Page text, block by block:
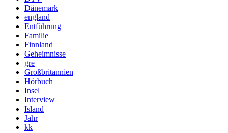
Dänemark
england
Entführung
Familie
Finnland
Geheimnisse
gre
Großbritannien
Hörbuch
Insel
Interview
Island
Jahr
kk